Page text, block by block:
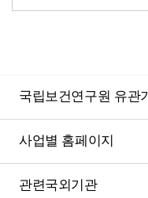
국립보건연구원 유관
사업별 홈페이지
관련국외기관